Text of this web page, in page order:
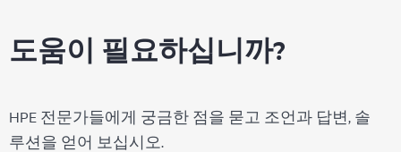
도움이 필요하십니까?
HPE 전문가들에게 궁금한 점을 묻고 조언과 답변, 솔
루션을 얻어 보십시오.